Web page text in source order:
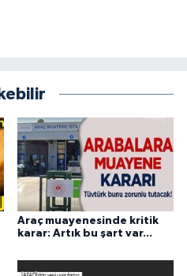
Araç muayenesinde kritik
karar: Artık bu şart var...